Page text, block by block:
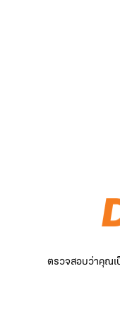
ตรวจสอบว่าคุณเ